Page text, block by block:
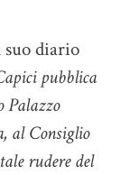
suo diario
pubblica
Palazzo
al Consiglio
rudere del